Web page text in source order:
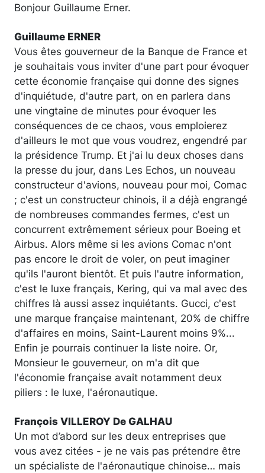
Bonjour Guillaume Erner.
Guillaume ERNER
Vous êtes gouverneur de la Banque de France et
je souhaitais vous inviter d'une part pour évoquer
cette économie française qui donne des signes
d'inquiétude, d'autre part, on en parlera dans
une vingtaine de minutes pour évoquer les
conséquences de ce chaos, vous emploierez
d'ailleurs le mot que vous voudrez, engendré par
la présidence Trump. Et j'ai lu deux choses dans
la presse du jour, dans Les Echos, un nouveau
constructeur d'avions, nouveau pour moi, Comac
; c'est un constructeur chinois, il a déjà engrangé
de nombreuses commandes fermes, c'est un
concurrent extrêmement sérieux pour Boeing et
Airbus. Alors même si les avions Comac n'ont
pas encore le droit de voler, on peut imaginer
qu'ils l'auront bientôt. Et puis l'autre information,
c'est le luxe français, Kering, qui va mal avec des
chiffres là aussi assez inquiétants. Gucci, c'est
une marque française maintenant, 20% de chiffre
d'affaires en moins, Saint-Laurent moins 9%...
Enfin je pourrais continuer la liste noire. Or,
Monsieur le gouverneur, on m'a dit que
l'économie française avait notamment deux
piliers : le luxe, l'aéronautique.
François VILLEROY De GALHAU
Un mot d’abord sur les deux entreprises que
vous avez citées - je ne vais pas prétendre être
un spécialiste de l'aéronautique chinoise… mais